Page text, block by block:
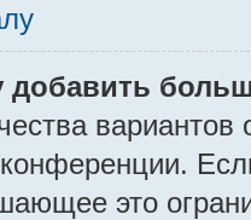
добавить
вариантов
это